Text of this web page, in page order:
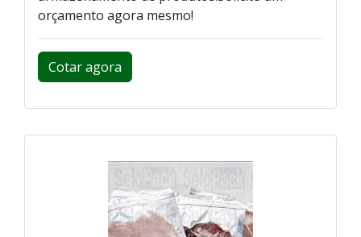
orçamento agora mesmo!
Cotar agora